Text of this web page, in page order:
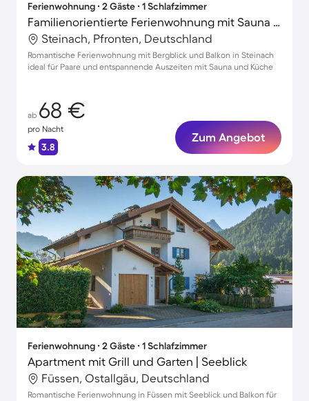
Ferienwohnung ∙ 2 Gäste ∙ 1 Schlafzimmer
Familienorientierte Ferienwohnung mit Sauna und Terrasse | Bergblick | Skifahren in der Nähe
Steinach, Pfronten, Deutschland
Romantische Ferienwohnung mit Bergblick und Balkon in Steinach
ideal für Paare und entspannende Auszeiten mit Sauna und Küche
ab 68 €
pro Nacht
3.8
Zum Angebot
Ferienwohnung ∙ 2 Gäste ∙ 1 Schlafzimmer
Apartment mit Grill und Garten | Seeblick
Füssen, Ostallgäu, Deutschland
Romantische Ferienwohnung in Füssen mit Seeblick und Balkon für